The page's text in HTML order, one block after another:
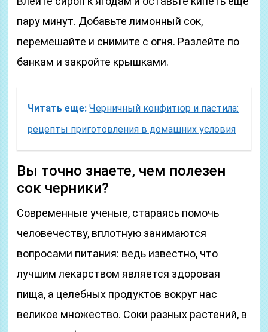
пару минут. Добавьте лимонный сок,
перемешайте и снимите с огня. Разлейте по
банкам и закройте крышками.
Читать еще: Черничный конфитюр и пастила:
рецепты приготовления в домашних условия
Вы точно знаете, чем полезен
сок черники?
Современные ученые, стараясь помочь
человечеству, вплотную занимаются
вопросами питания: ведь известно, что
лучшим лекарством является здоровая
пища, а целебных продуктов вокруг нас
великое множество. Соки разных растений, в